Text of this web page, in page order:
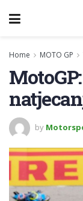
Home MOTO GP
by